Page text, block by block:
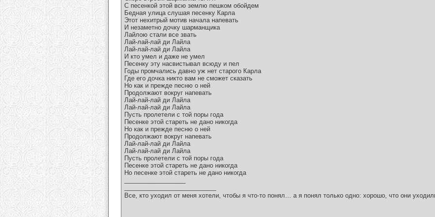
С песенкой этой всю землю пешком обойдем
Бедная улица слушая песенку Карла
Этот нехитрый мотив начала напевать
И незаметно дочку шарманщика
Лайлою стали все звать
Лай-лай-лай ди Лайла
Лай-лай-лай ди Лайла
И кто умел и даже не умел
Песенку эту насвистывал всюду и пел
Годы промчались давно уж нет старого Карла
Где его дочка никто вам не сможет сказать
Но как и прежде песню о ней
Продолжают вокруг напевать
Лай-лай-лай ди Лайла
Лай-лай-лай ди Лайла
Пусть пролетели с той поры года
Песенке этой стареть не дано никогда
Но как и прежде песню о ней
Продолжают вокруг напевать
Лай-лай-лай ди Лайла
Лай-лай-лай ди Лайла
Пусть пролетели с той поры года
Песенке этой стареть не дано никогда
Но песенке этой стареть не дано никогда
Все, кто уходил от меня хотели, чтобы я что-то понял… а я понял только одно: хорошо, что они